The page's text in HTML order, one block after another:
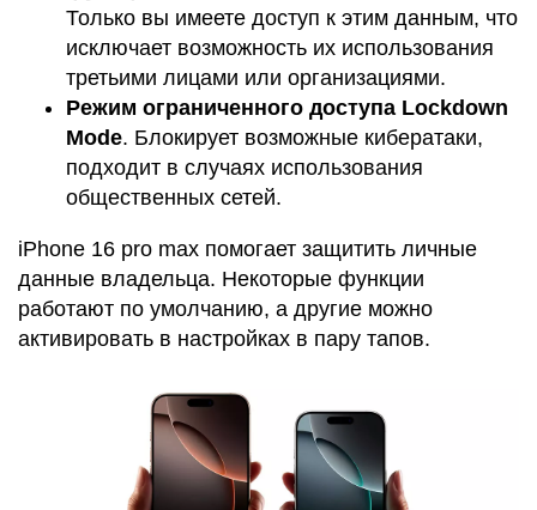
Только вы имеете доступ к этим данным, что
исключает возможность их использования
третьими лицами или организациями.
Режим ограниченного доступа Lockdown
Mode. Блокирует возможные кибератаки,
подходит в случаях использования
общественных сетей.
iPhone 16 pro max помогает защитить личные
данные владельца. Некоторые функции
работают по умолчанию, а другие можно
активировать в настройках в пару тапов.